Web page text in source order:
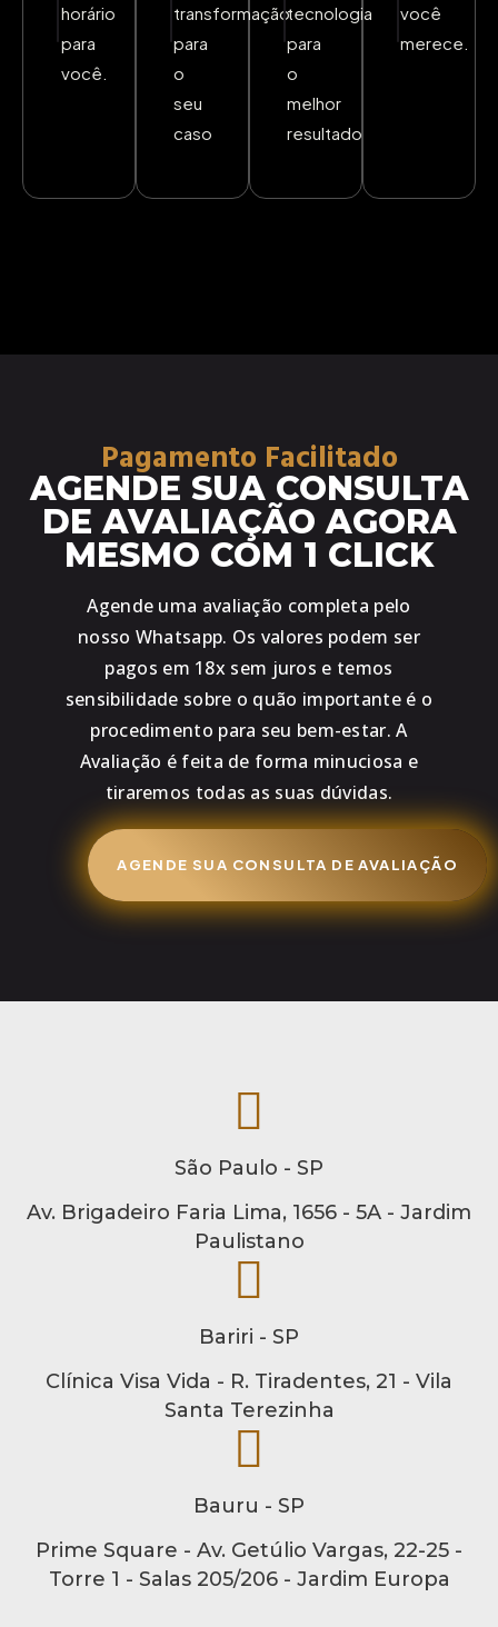
horário
para
você.
transformação
para
o
seu
caso
tecnologia
para
o
melhor
resultado
você
merece.
Pagamento Facilitado
AGENDE SUA CONSULTA
DE AVALIAÇÃO AGORA
MESMO COM 1 CLICK
Agende uma avaliação completa pelo
nosso Whatsapp. Os valores podem ser
pagos em 18x sem juros e temos
sensibilidade sobre o quão importante é o
procedimento para seu bem-estar. A
Avaliação é feita de forma minuciosa e
tiraremos todas as suas dúvidas.
AGENDE SUA CONSULTA DE AVALIAÇÃO
São Paulo - SP
Av. Brigadeiro Faria Lima, 1656 - 5A - Jardim
Paulistano
Bariri - SP
Clínica Visa Vida - R. Tiradentes, 21 - Vila
Santa Terezinha
Bauru - SP
Prime Square - Av. Getúlio Vargas, 22-25 -
Torre 1 - Salas 205/206 - Jardim Europa